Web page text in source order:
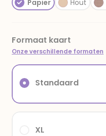
Papier Hout
Formaat kaart
Onze verschillende formaten
XL
Standaard